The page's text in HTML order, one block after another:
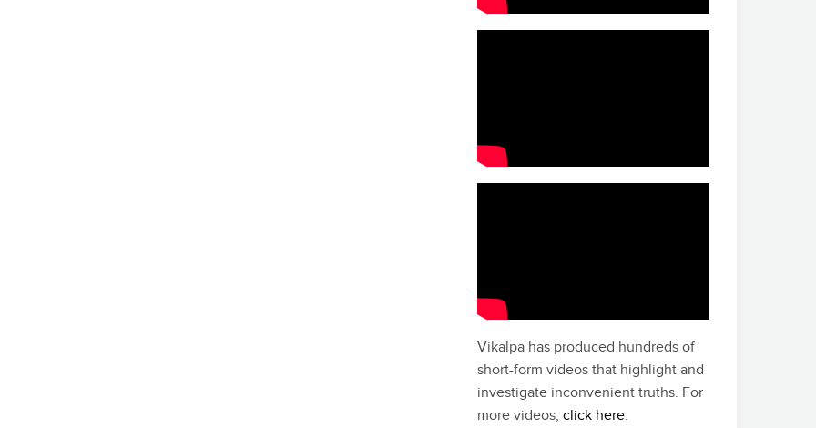
Vikalpa has produced hundreds of
short-form videos that highlight and
investigate inconvenient truths. For
more videos, click here.